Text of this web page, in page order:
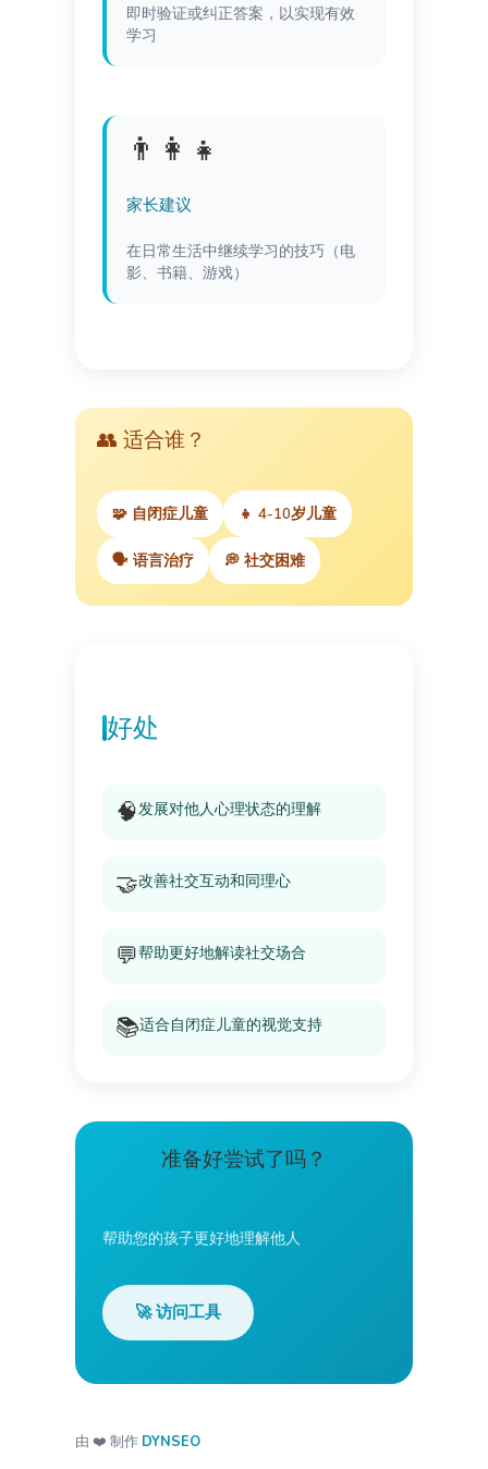
即时验证或纠正答案，以实现有效
学习
👨‍👩‍👧
家长建议
在日常生活中继续学习的技巧（电
影、书籍、游戏）
👥 适合谁？
🧩 自闭症儿童 👧 4-10岁儿童
🗣️ 语言治疗 💭 社交困难
好处
🧠发展对他人心理状态的理解
🤝改善社交互动和同理心
💬帮助更好地解读社交场合
📚适合自闭症儿童的视觉支持
准备好尝试了吗？
帮助您的孩子更好地理解他人
🚀 访问工具
由 ❤️ 制作 DYNSEO